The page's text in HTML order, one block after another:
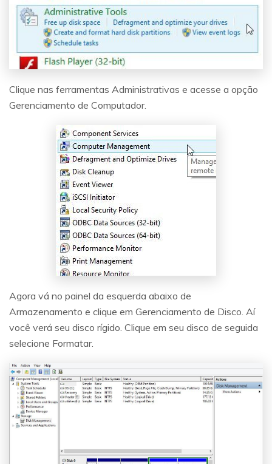
Clique nas ferramentas Administrativas e acesse a opção
Gerenciamento de Computador.
Agora vá no painel da esquerda abaixo de
Armazenamento e clique em Gerenciamento de Disco. Aí
você verá seu disco rígido. Clique em seu disco de seguida
selecione Formatar.